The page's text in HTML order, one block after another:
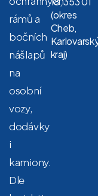
rámů a
bočních
nášlapů
na
osobní
vozy,
dodávky
i
kamiony.
Dle
(okres
Cheb,
kraj)